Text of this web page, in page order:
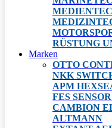
RÜSTUNG
Marken
OTTO
NKK
APM
FES
CAMBION
ALTMANN